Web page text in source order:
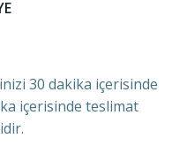
30 dakika içerisinde
içerisinde teslimat